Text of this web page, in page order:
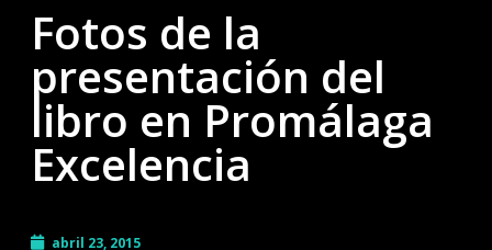
Fotos de la
presentación del
libro en Promálaga
Excelencia
abril 23, 2015